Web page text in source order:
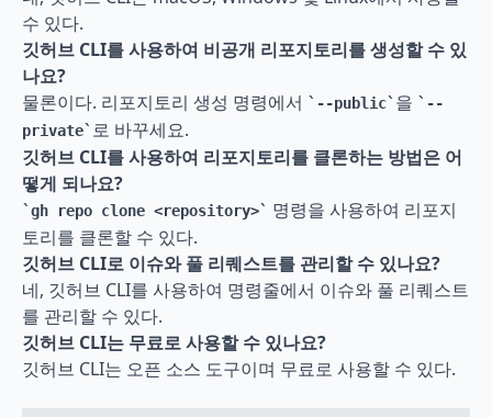
수 있다.
깃허브 CLI를 사용하여 비공개 리포지토리를 생성할 수 있
나요?
물론이다. 리포지토리 생성 명령에서
--public 을
--
private 로 바꾸세요.
깃허브 CLI를 사용하여 리포지토리를 클론하는 방법은 어
떻게 되나요?
gh repo clone <repository>
명령을 사용하여 리포지
토리를 클론할 수 있다.
깃허브 CLI로 이슈와 풀 리퀘스트를 관리할 수 있나요?
네, 깃허브 CLI를 사용하여 명령줄에서 이슈와 풀 리퀘스트
를 관리할 수 있다.
깃허브 CLI는 무료로 사용할 수 있나요?
깃허브 CLI는 오픈 소스 도구이며 무료로 사용할 수 있다.